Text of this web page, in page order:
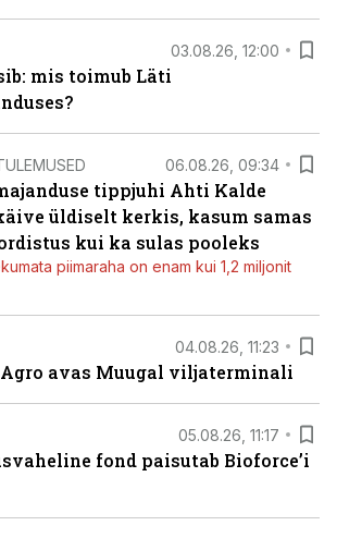
03.08.26, 12:00
mis toimub Läti
06.08.26, 09:34
tippjuhi Ahti Kalde
üldiselt kerkis, kasum samas
kui ka sulas pooleks
piimaraha on enam kui 1,2 miljonit
04.08.26, 11:23
avas Muugal viljaterminali
05.08.26, 11:17
fond paisutab Bioforce’i